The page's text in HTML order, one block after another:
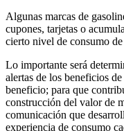
Algunas marcas de
cupones, tarjetas o
cierto nivel de consumo
Lo importante será
alertas de los beneficios
beneficio; para que
construcción del valor de
comunicación que
experiencia de consumo